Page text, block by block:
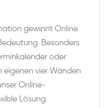
gewinnt Online
Besonders
oder
eigenen vier Wänden
Online-
Lösung.